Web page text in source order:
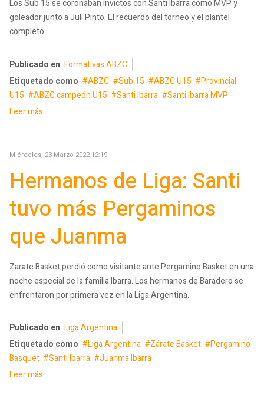
Los Sub 15 se coronaban invictos con Santi Ibarra como MVP y
goleador junto a Juli Pinto. El recuerdo del torneo y el plantel
completo.
Publicado en Formativas ABZC
Etiquetado como
ABZC Sub 15 ABZC U15
Provincial
U15
ABZC campeón U15 Santi Ibarra
Santi Ibarra MVP
Leer más ...
Miércoles, 23 Marzo 2022 12:19
Hermanos de Liga: Santi
tuvo más Pergaminos
que Juanma
Zarate Basket perdió como visitante ante Pergamino Basket en una
noche especial de la familia Ibarra. Los hermanos de Baradero se
enfrentaron por primera vez en la Liga Argentina.
Publicado en Liga Argentina
Etiquetado como
Liga Argentina Zárate Basket
Pergamino
Basquet
Santi Ibarra
Juanma Ibarra
Leer más ...